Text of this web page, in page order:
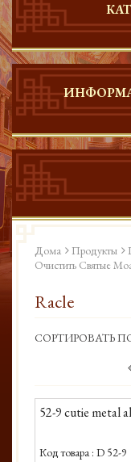
Дома Продукты
Очистить Святые
Racle
СОРТИРОВАТЬ
52-9 cutie metal
Код товара : D 52-9